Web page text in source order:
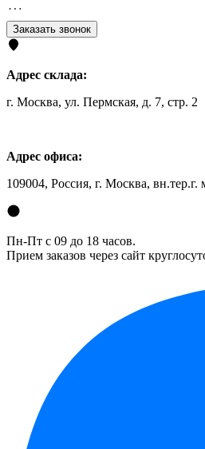
Заказать звонок
Адрес склада:
г. Москва, ул. Пермская, д. 7, стр. 2
Адрес офиса:
109004, Россия, г. Москва,
Пн-Пт с 09 до 18 часов.
Прием заказов через сайт